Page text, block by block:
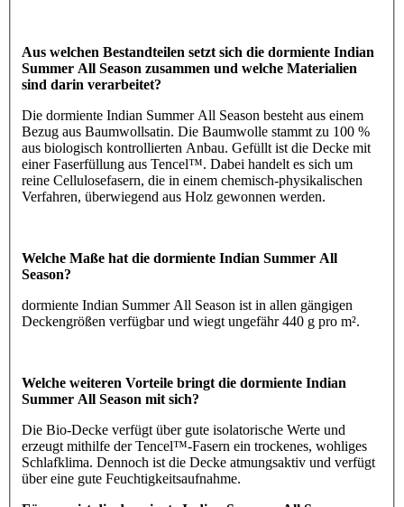
Aus welchen Bestandteilen setzt sich die dormiente Indian
Summer All Season zusammen und welche Materialien
sind darin verarbeitet?
Die dormiente Indian Summer All Season besteht aus einem
Bezug aus Baumwollsatin. Die Baumwolle stammt zu 100 %
aus biologisch kontrollierten Anbau. Gefüllt ist die Decke mit
einer Faserfüllung aus Tencel™. Dabei handelt es sich um
reine Cellulosefasern, die in einem chemisch-physikalischen
Verfahren, überwiegend aus Holz gewonnen werden.
Welche Maße hat die dormiente Indian Summer All
Season?
dormiente Indian Summer All Season ist in allen gängigen
Deckengrößen verfügbar und wiegt ungefähr 440 g pro m².
Welche weiteren Vorteile bringt die dormiente Indian
Summer All Season mit sich?
Die Bio-Decke verfügt über gute isolatorische Werte und
erzeugt mithilfe der Tencel™-Fasern ein trockenes, wohliges
Schlafklima. Dennoch ist die Decke atmungsaktiv und verfügt
über eine gute Feuchtigkeitsaufnahme.